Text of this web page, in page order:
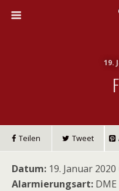
19.
Teilen Tweet
Datum: 19. Januar
Alarmierungsart: DME